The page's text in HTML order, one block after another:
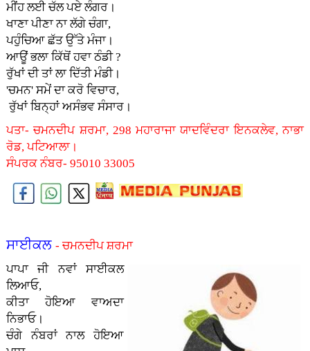
ਮੀਂਹ ਲਈ ਚੱਲ ਪਏ ਲੰਗਰ।
ਖਾਣਾ ਪੀਣਾ ਨਾ ਲੱਗੇ ਚੰਗਾ,
ਪਹੁੰਚਿਆ ਛੱਤ ਉੱਤੇ ਮੰਜਾ।
ਆਊਂ ਭਲਾ ਕਿੱਥੋਂ ਹਵਾ ਠੰਡੀ ?
ਰੁੱਖਾਂ ਦੀ ਤਾਂ ਲਾ ਦਿੱਤੀ ਮੰਡੀ।
'ਚਮਨ' ਸਮੇਂ ਦਾ ਕਰੋ ਵਿਚਾਰ,
ਰੁੱਖਾਂ ਬਿਨ੍ਹਾਂ ਅਸੰਭਵ ਸੰਸਾਰ।
ਪਤਾ- ਚਮਨਦੀਪ ਸ਼ਰਮਾ, 298 ਮਹਾਰਾਜਾ ਯਾਦਵਿੰਦਰਾ ਇਨਕਲੇਵ, ਨਾਭਾ
ਰੋਡ, ਪਟਿਆਲਾ।
ਸੰਪਰਕ ਨੰਬਰ- 95010 33005
ਸਾਈਕਲ - ਚਮਨਦੀਪ ਸ਼ਰਮਾ
ਪਾਪਾ ਜੀ ਨਵਾਂ ਸਾਈਕਲ
ਲਿਆਓ,
ਕੀਤਾ ਹੋਇਆ ਵਾਅਦਾ
ਨਿਭਾਓ।
ਚੰਗੇ ਨੰਬਰਾਂ ਨਾਲ ਹੋਇਆ